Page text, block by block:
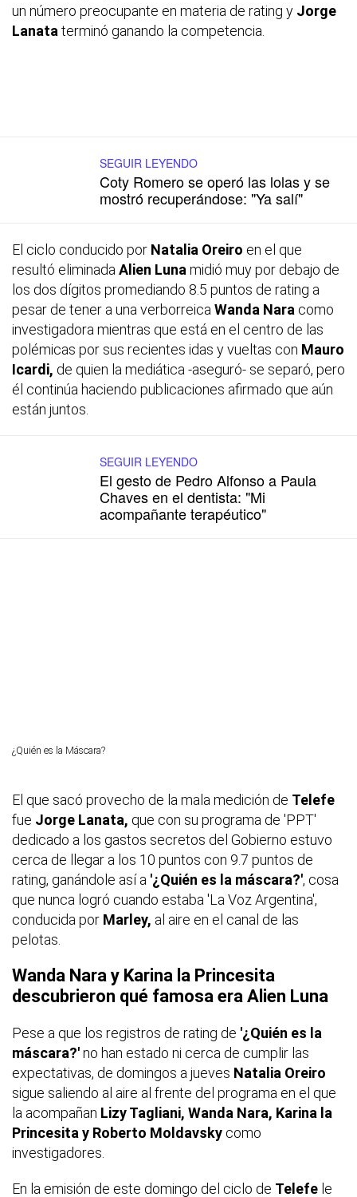
un número preocupante en materia de rating y Jorge
Lanata terminó ganando la competencia.
SEGUIR LEYENDO
Coty Romero se operó las lolas y se
mostró recuperándose: "Ya salí"
El ciclo conducido por Natalia Oreiro en el que
resultó eliminada Alien Luna midió muy por debajo de
los dos dígitos promediando 8.5 puntos de rating a
pesar de tener a una verborreica Wanda Nara como
investigadora mientras que está en el centro de las
polémicas por sus recientes idas y vueltas con Mauro
Icardi, de quien la mediática -aseguró- se separó, pero
él continúa haciendo publicaciones afirmado que aún
están juntos.
SEGUIR LEYENDO
El gesto de Pedro Alfonso a Paula
Chaves en el dentista: "Mi
acompañante terapéutico"
¿Quién es la Máscara?
El que sacó provecho de la mala medición de Telefe
fue Jorge Lanata, que con su programa de 'PPT'
dedicado a los gastos secretos del Gobierno estuvo
cerca de llegar a los 10 puntos con 9.7 puntos de
rating, ganándole así a '¿Quién es la máscara?', cosa
que nunca logró cuando estaba 'La Voz Argentina',
conducida por Marley, al aire en el canal de las
pelotas.
Wanda Nara y Karina la Princesita
descubrieron qué famosa era Alien Luna
Pese a que los registros de rating de '¿Quién es la
máscara?'no han estado ni cerca de cumplir las
expectativas, de domingos a jueves Natalia Oreiro
sigue saliendo al aire al frente del programa en el que
la acompañan Lizy Tagliani, Wanda Nara, Karina la
Princesita y Roberto Moldavsky como
investigadores.
En la emisión de este domingo del ciclo de Telefe le